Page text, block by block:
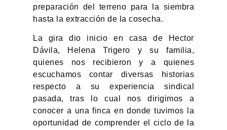
preparación del terreno para la siembra
hasta la extracción de la cosecha.
La gira dio inicio en casa de Hector
Dávila, Helena Trigero y su familia,
quienes nos recibieron y a quienes
escuchamos contar diversas historias
respecto a su experiencia sindical
pasada, tras lo cual nos dirigimos a
conocer a una finca en donde tuvimos la
oportunidad de comprender el ciclo de la